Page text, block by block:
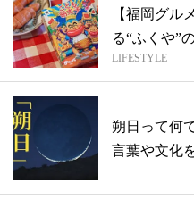
【福岡グル
る“ふくや”
LIFESTYLE
朔日って何
言葉や文化